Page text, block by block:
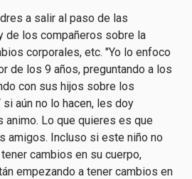
a salir al paso de las
de los compañeros sobre la
corporales, etc. "Yo lo enfoco
de los 9 años, preguntando a los
con sus hijos sobre los
aún no lo hacen, les doy
animo. Lo que quieres es que
amigos. Incluso si este niño no
cambios en su cuerpo,
empezando a tener cambios en